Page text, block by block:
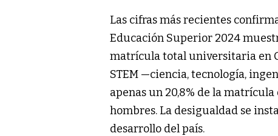
Las cifras más recientes
Educación Superior 2024
matrícula total universitaria en
STEM —ciencia, tecnología,
apenas un 20,8% de la
hombres. La desigualdad se
desarrollo del país.